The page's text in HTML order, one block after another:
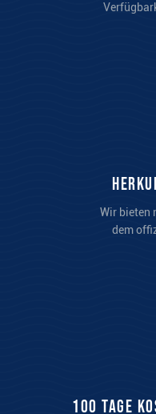
Wir bieten
dem
100 Tage